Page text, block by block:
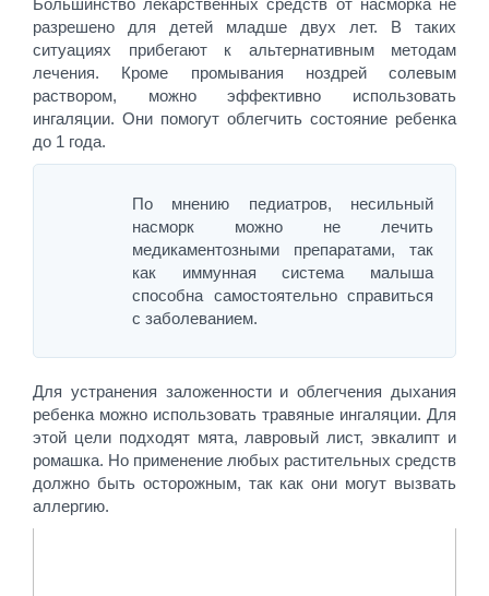
Большинство лекарственных средств от насморка не
разрешено для детей младше двух лет. В таких
ситуациях прибегают к альтернативным методам
лечения. Кроме промывания ноздрей солевым
раствором, можно эффективно использовать
ингаляции. Они помогут облегчить состояние ребенка
до 1 года.
По мнению педиатров, несильный
насморк можно не лечить
медикаментозными препаратами, так
как иммунная система малыша
способна самостоятельно справиться
с заболеванием.
Для устранения заложенности и облегчения дыхания
ребенка можно использовать травяные ингаляции. Для
этой цели подходят мята, лавровый лист, эвкалипт и
ромашка. Но применение любых растительных средств
должно быть осторожным, так как они могут вызвать
аллергию.